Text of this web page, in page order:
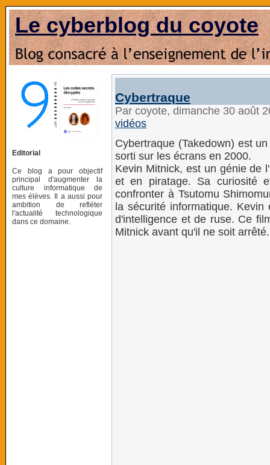
Le cyberblog du coyote
Editorial
Ce blog a pour objectif
principal d'augmenter la
culture informatique de
mes élèves. Il a aussi pour
ambition de refléter
l'actualité technologique
dans ce domaine.
Cybertraque
Par coyote, dimanche 30 août
vidéos
Cybertraque (Takedown) est
sorti sur les écrans en 2000.
Kevin Mitnick, est un génie de
et en piratage. Sa curiosité
confronter à Tsutomu
la sécurité informatique.
d'intelligence et de ruse. Ce
Mitnick avant qu'il ne soit arrêté.